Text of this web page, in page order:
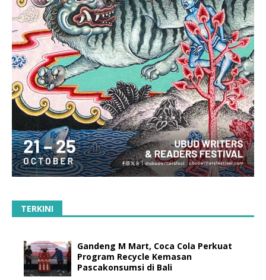
TERKINI
Gandeng M Mart, Coca Cola Perkuat
Program Recycle Kemasan
Pascakonsumsi di Bali